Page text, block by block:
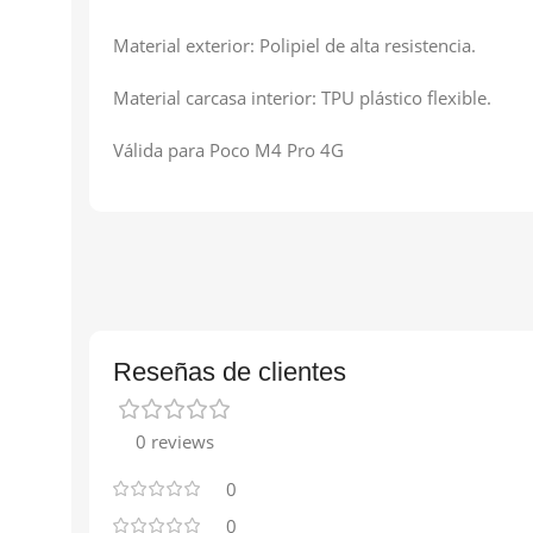
Material exterior: Polipiel de alta resistencia.
Material carcasa interior: TPU plástico flexible.
Válida para Poco M4 Pro 4G
Reseñas de clientes
0 reviews
0
0